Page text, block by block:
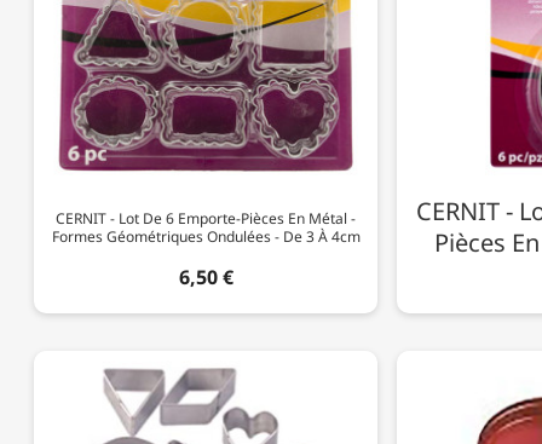
CERNIT - Lot De 6 Emporte-Pièces En Métal -
Formes Géométriques Ondulées - De 3 À 4cm
6,50 €
CERNIT -
Pièces